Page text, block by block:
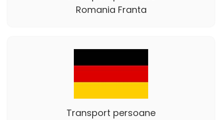
Romania Franta
Transport persoane